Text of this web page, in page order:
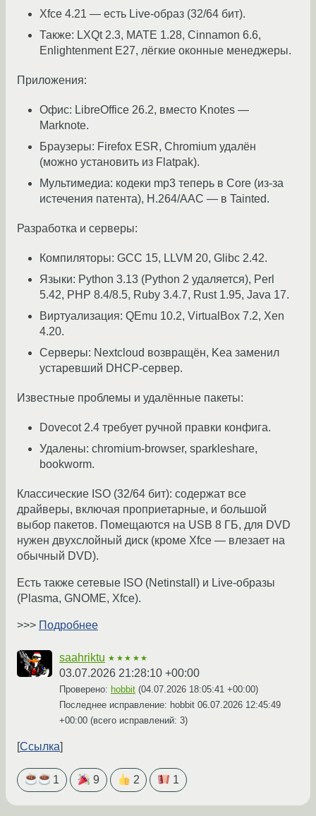
Xfce 4.21 — есть Live-образ (32/64 бит).
Также: LXQt 2.3, MATE 1.28, Cinnamon 6.6,
Enlightenment E27, лёгкие оконные менеджеры.
Приложения:
Офис: LibreOffice 26.2, вместо Knotes —
Marknote.
Браузеры: Firefox ESR, Chromium удалён
(можно установить из Flatpak).
Мультимедиа: кодеки mp3 теперь в Core (из-за
истечения патента), H.264/AAC — в Tainted.
Разработка и серверы:
Компиляторы: GCC 15, LLVM 20, Glibc 2.42.
Языки: Python 3.13 (Python 2 удаляется), Perl
5.42, PHP 8.4/8.5, Ruby 3.4.7, Rust 1.95, Java 17.
Виртуализация: QEmu 10.2, VirtualBox 7.2, Xen
4.20.
Серверы: Nextcloud возвращён, Kea заменил
устаревший DHCP-сервер.
Известные проблемы и удалённые пакеты:
Dovecot 2.4 требует ручной правки конфига.
Удалены: chromium-browser, sparkleshare,
bookworm.
Классические ISO (32/64 бит): содержат все
драйверы, включая проприетарные, и большой
выбор пакетов. Помещаются на USB 8 ГБ, для DVD
нужен двухслойный диск (кроме Xfce — влезает на
обычный DVD).
Есть также сетевые ISO (Netinstall) и Live-образы
(Plasma, GNOME, Xfce).
>>> Подробнее
saahriktu ★★★★★
03.07.2026 21:28:10 +00:00
Проверено: hobbit (04.07.2026 18:05:41 +00:00)
Последнее исправление: hobbit 06.07.2026 12:45:49
+00:00 (всего исправлений: 3)
Ссылка
1 9 2 1